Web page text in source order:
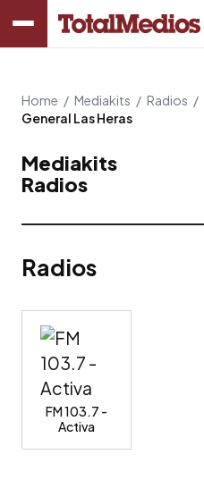
Home / Mediakits / Radios /
General Las Heras
Mediakits
Radios
Radios
FM 103.7 -
Activa